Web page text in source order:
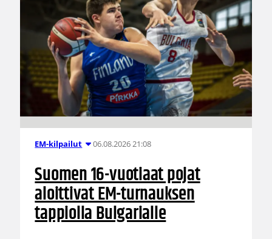
EM-kilpailut 06.08.2026 21:08
Suomen 16-vuotiaat pojat
aloittivat EM-turnauksen
tappiolla Bulgarialle